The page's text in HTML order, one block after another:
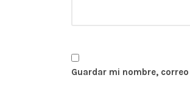
Guardar mi nombre,